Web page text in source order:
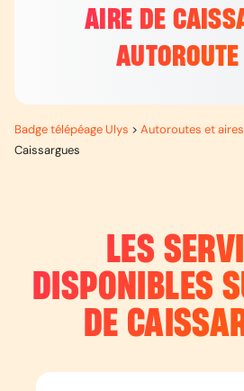
AIRE DE
Badge télépéage Ulys > Autoroutes et aires
Caissargues
LES
DISPONIBLES
DE